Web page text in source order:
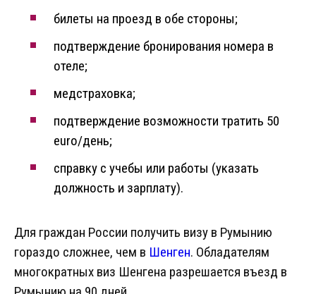
билеты на проезд в обе стороны;
подтверждение бронирования номера в
отеле;
медстраховка;
подтверждение возможности тратить 50
euro/день;
справку с учебы или работы (указать
должность и зарплату).
Для граждан России получить визу в Румынию
гораздо сложнее, чем в Шенген. Обладателям
многократных виз Шенгена разрешается въезд в